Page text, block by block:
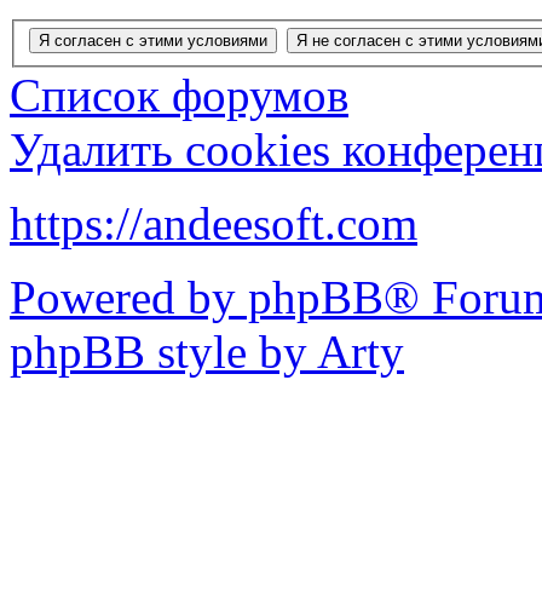
Список форумов
Удалить cookies
https://andeesoft.com
Powered by phpBB®
phpBB style by Arty